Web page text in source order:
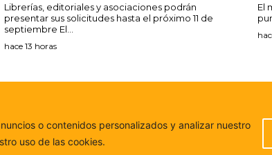
Librerías, editoriales y asociaciones podrán
presentar sus solicitudes hasta el próximo 11 de
septiembre El...
hace 13 horas
El